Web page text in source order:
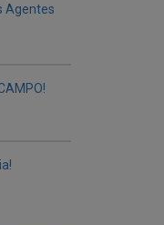
NOTÍCIAS